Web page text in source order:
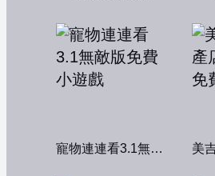
寵物連連看3.1無敵版